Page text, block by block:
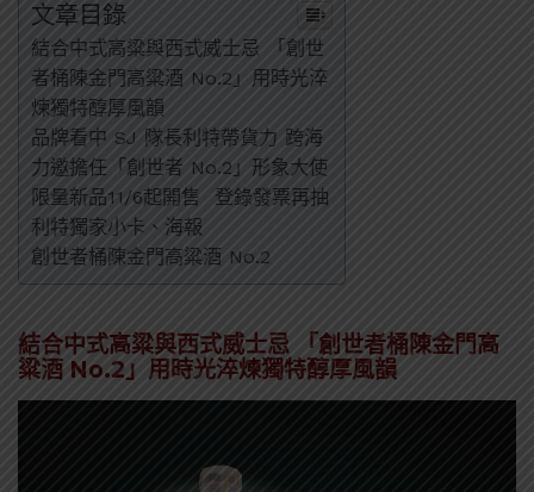
文章目錄
結合中式高粱與西式威士忌 「創世
者桶陳金門高粱酒 No.2」用時光淬
煉獨特醇厚風韻
品牌看中 SJ 隊長利特帶貨力 跨海
力邀擔任「創世者 No.2」形象大使
限量新品11/6起開售 登錄發票再抽
利特獨家小卡、海報
創世者桶陳金門高粱酒 No.2
結合中式高粱與西式威士忌 「創世者桶陳金門高
粱酒 No.2」用時光淬煉獨特醇厚風韻